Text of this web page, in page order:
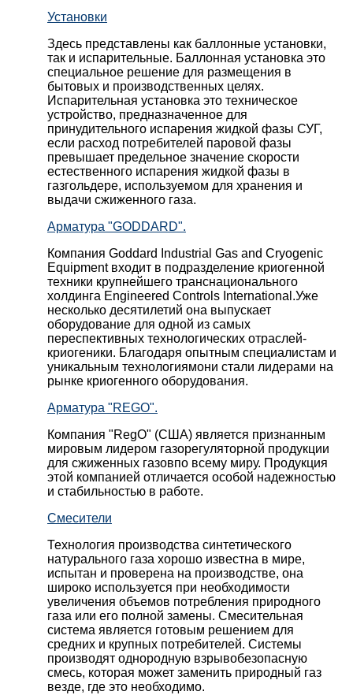
Установки
Здесь представлены как баллонные установки,
так и испарительные. Баллонная установка это
специальное решение для размещения в
бытовых и производственных целях.
Испарительная установка это техническое
устройство, предназначенное для
принудительного испарения жидкой фазы СУГ,
если расход потребителей паровой фазы
превышает предельное значение скорости
естественного испарения жидкой фазы в
газгольдере, используемом для хранения и
выдачи сжиженного газа.
Арматура "GODDARD".
Компания Goddard Industrial Gas and Cryogenic
Equipment входит в подразделение криогенной
техники крупнейшего транснационального
холдинга Engineered Controls International.Уже
несколько десятилетий она выпускает
оборудование для одной из самых
переспективных технологических отраслей-
криогеники. Благодаря опытным специалистам и
уникальным технологиямони стали лидерами на
рынке криогенного оборудования.
Арматура "REGO".
Компания "RegO" (США) является признанным
мировым лидером газорегуляторной продукции
для сжиженных газовпо всему миру. Продукция
этой компанией отличается особой надежностью
и стабильностью в работе.
Смесители
Технология производства синтетического
натурального газа хорошо известна в мире,
испытан и проверена на производстве, она
широко используется при необходимости
увеличения объемов потребления природного
газа или его полной замены. Смесительная
система является готовым решением для
средних и крупных потребителей. Системы
производят однородную взрывобезопасную
смесь, которая может заменить природный газ
везде, где это необходимо.